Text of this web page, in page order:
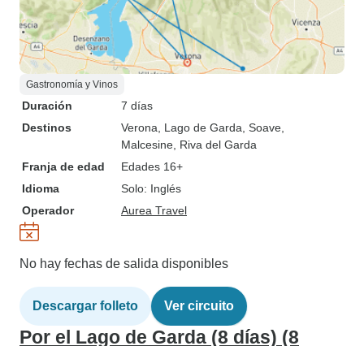
Gastronomía y Vinos
Duración
7 días
Destinos
Verona , Lago de Garda , Soave
Malcesine , Riva del Garda
Franja de edad
Edades 16+
Idioma
Solo: Inglés
Operador
Aurea Travel
No hay fechas de salida disponibles
Descargar folleto Ver circuito
Por el Lago de Garda (8 días) (8